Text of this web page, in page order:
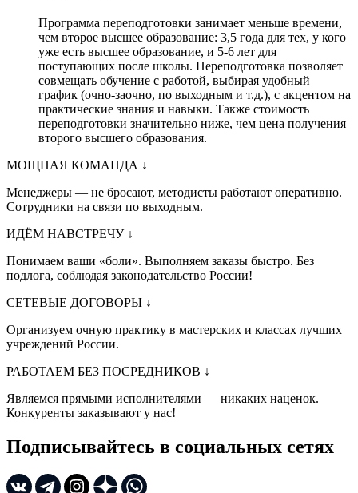
Программа переподготовки занимает меньше времени,
чем второе высшее образование: 3,5 года для тех, у кого
уже есть высшее образование, и 5-6 лет для
поступающих после школы. Переподготовка позволяет
совмещать обучение с работой, выбирая удобный
график (очно-заочно, по выходным и т.д.), с акцентом на
практические знания и навыки. Также стоимость
переподготовки значительно ниже, чем цена получения
второго высшего образования.
МОЩНАЯ КОМАНДА ↓
Менеджеры — не бросают, методисты работают оперативно.
Сотрудники на связи по выходным.
ИДЁМ НАВСТРЕЧУ ↓
Понимаем ваши «боли». Выполняем заказы быстро. Без
подлога, соблюдая законодательство России!
СЕТЕВЫЕ ДОГОВОРЫ ↓
Организуем очную практику в мастерских и классах лучших
учреждений России.
РАБОТАЕМ БЕЗ ПОСРЕДНИКОВ ↓
Являемся прямыми исполнителями — никаких наценок.
Конкуренты заказывают у нас!
Подписывайтесь в социальных сетях